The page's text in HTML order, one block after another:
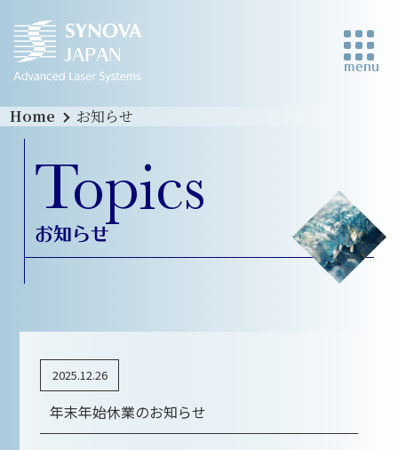
menu
Home お知らせ
Topics
お知らせ
2025.12.26
年末年始休業のお知らせ